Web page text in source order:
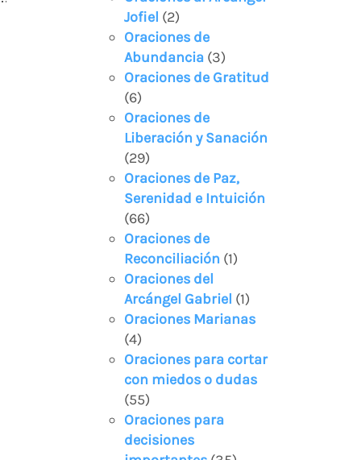
Jofiel (2)
Oraciones de
Abundancia(3)
Oraciones de Gratitud
(6)
Oraciones de
Liberación y Sanación
(29)
Oraciones de Paz,
Serenidad e Intuición
(66)
Oraciones de
Reconciliación (1)
Oraciones del
Arcángel Gabriel (1)
Oraciones Marianas
(4)
Oraciones para cortar
con miedos o dudas
(55)
Oraciones para
decisiones